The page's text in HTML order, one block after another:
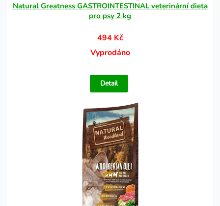
Natural Greatness GASTROINTESTINAL veterinární dieta
pro psy 2 kg
494 Kč
Vyprodáno
Detail